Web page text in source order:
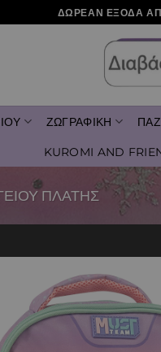
ΔΩΡΕΑΝ ΕΞΟΔΑ
ΖΩΓΡΑΦΙΚΗ
KUROMI AND
ΠΛΑΤΗΣ